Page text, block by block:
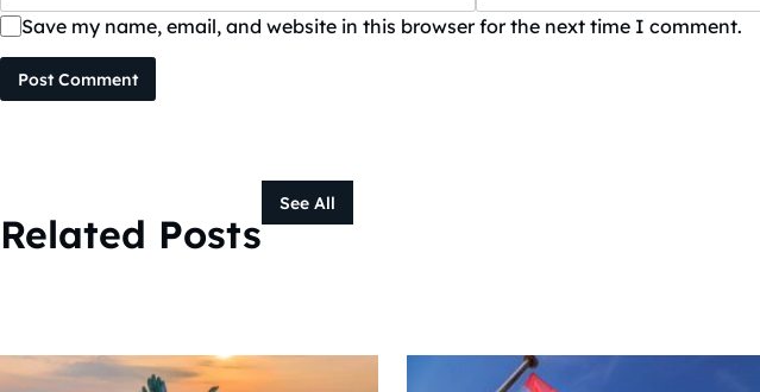
Save my name, email, and website in this browser for the next time I comment.
Post Comment
Related Posts
See All